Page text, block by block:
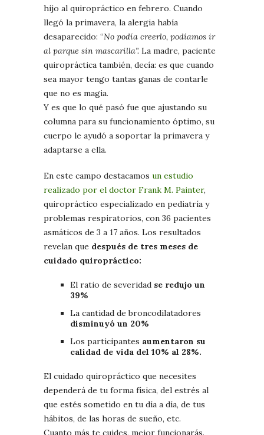
hijo al quiropráctico en febrero. Cuando
llegó la primavera, la alergia había
desaparecido: “No podía creerlo, podíamos ir
al parque sin mascarilla”. La madre, paciente
quiropráctica también, decía: es que cuando
sea mayor tengo tantas ganas de contarle
que no es magia.
Y es que lo qué pasó fue que ajustando su
columna para su funcionamiento óptimo, su
cuerpo le ayudó a soportar la primavera y
adaptarse a ella.
En este campo destacamos un estudio
realizado por el doctor Frank M. Painter,
quiropráctico especializado en pediatría y
problemas respiratorios, con 36 pacientes
asmáticos de 3 a 17 años. Los resultados
revelan que después de tres meses de
cuidado quiropráctico:
El ratio de severidad se redujo un
39%
La cantidad de broncodilatadores
disminuyó un 20%
Los participantes aumentaron su
calidad de vida del 10% al 28%.
El cuidado quiropráctico que necesites
dependerá de tu forma física, del estrés al
que estés sometido en tu día a día, de tus
hábitos, de las horas de sueño, etc.
Cuanto más te cuides, mejor funcionarás.